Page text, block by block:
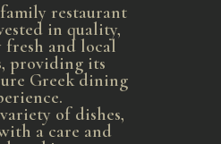
restaurant
in quality,
fresh and local
providing its
Greek dining
of dishes,
a care and